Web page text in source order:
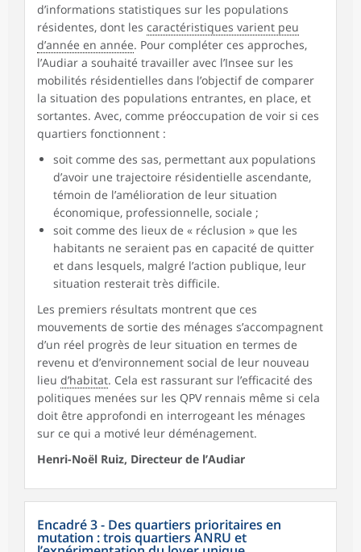
d’informations statistiques sur les populations
résidentes, dont les caractéristiques varient peu
d’année en année. Pour compléter ces approches,
l’Audiar a souhaité travailler avec l’Insee sur les
mobilités résidentielles dans l’objectif de comparer
la situation des populations entrantes, en place, et
sortantes. Avec, comme préoccupation de voir si ces
quartiers fonctionnent :
soit comme des sas, permettant aux populations
d’avoir une trajectoire résidentielle ascendante,
témoin de l’amélioration de leur situation
économique, professionnelle, sociale ;
soit comme des lieux de « réclusion » que les
habitants ne seraient pas en capacité de quitter
et dans lesquels, malgré l’action publique, leur
situation resterait très difficile.
Les premiers résultats montrent que ces
mouvements de sortie des ménages s’accompagnent
d’un réel progrès de leur situation en termes de
revenu et d’environnement social de leur nouveau
lieu d’habitat. Cela est rassurant sur l’efficacité des
politiques menées sur les QPV rennais même si cela
doit être approfondi en interrogeant les ménages
sur ce qui a motivé leur déménagement.
Henri-Noël Ruiz, Directeur de l’Audiar
Encadré 3 - Des quartiers prioritaires en
mutation : trois quartiers ANRU et